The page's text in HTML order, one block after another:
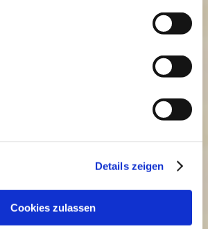
Details zeigen
Cookies zulassen